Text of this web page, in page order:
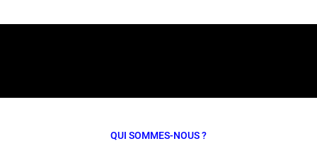
QUI SOMMES-NOUS ?